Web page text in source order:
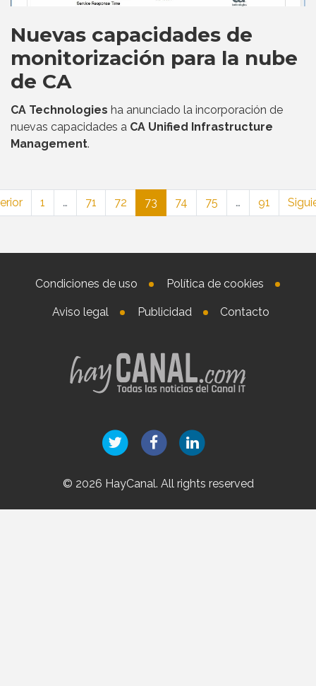
Nuevas capacidades de
monitorización para la nube
de CA
CA Technologies ha anunciado la incorporación de
nuevas capacidades a CA Unified Infrastructure
Management.
1 … 71 72 73 74 75 … 91
Condiciones de uso Política de cookies
Aviso legal Publicidad Contacto
© 2026 HayCanal. All rights reserved